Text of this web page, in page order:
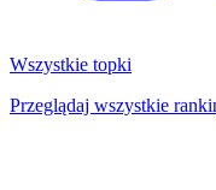
Wszystkie topki
Przeglądaj wszystkie